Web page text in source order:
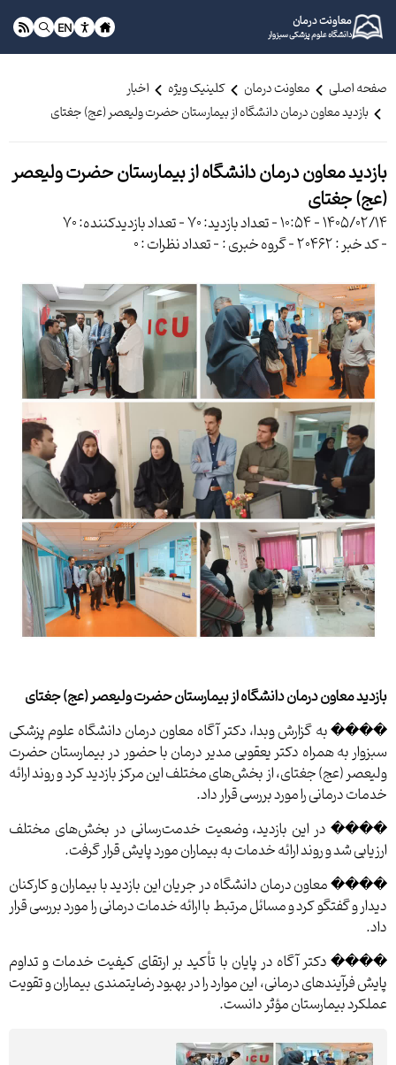
معاونت درمان
دانشگاه علوم پزشکی سبزوار EN
صفحه اصلی معاونت درمان کلینیک ویژه
اخبار
بازدید معاون درمان دانشگاه از بیمارستان حضرت ولیعصر (عج) جغتای
بازدید معاون درمان دانشگاه از بیمارستان حضرت ولیعصر
(عج) جغتای
1405/02/14 - 10:54 - تعداد بازدید: 70
- تعداد بازدیدکننده: 70
- کد خبر : 20462
- گروه خبری : - تعداد نظرات : 0
بازدید معاون درمان دانشگاه از بیمارستان حضرت ولیعصر (عج) جغتای
���� به گزارش وبدا، دکتر آگاه معاون درمان دانشگاه علوم پزشکی
سبزوار به همراه دکتر یعقوبی مدیر درمان با حضور در بیمارستان حضرت
ولیعصر (عج) جغتای، از بخش‌های مختلف این مرکز بازدید کرد و روند ارائه
خدمات درمانی را مورد بررسی قرار داد.
���� در این بازدید، وضعیت خدمت‌رسانی در بخش‌های مختلف
ارزیابی شد و روند ارائه خدمات به بیماران مورد پایش قرار گرفت.
���� معاون درمان دانشگاه در جریان این بازدید با بیماران و کارکنان
دیدار و گفتگو کرد و مسائل مرتبط با ارائه خدمات درمانی را مورد بررسی قرار
داد.
���� دکتر آگاه در پایان با تأکید بر ارتقای کیفیت خدمات و تداوم
پایش فرآیندهای درمانی، این موارد را در بهبود رضایتمندی بیماران و تقویت
عملکرد بیمارستان مؤثر دانست.